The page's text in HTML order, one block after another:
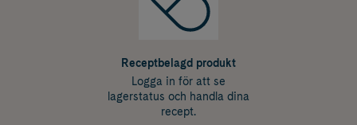
Receptbelagd produkt
Logga in för att se
lagerstatus och handla dina
recept.